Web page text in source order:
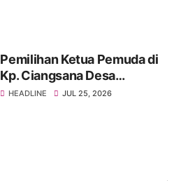
Pemilihan Ketua Pemuda di
Kp. Ciangsana Desa
Sukamulya Kecamatan
HEADLINE JUL 25, 2026